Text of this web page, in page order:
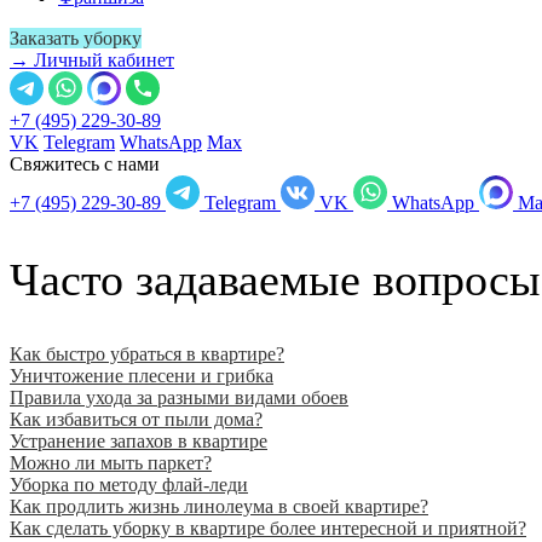
Заказать уборку
→ Личный кабинет
+7 (495) 229-30-89
VK Telegram WhatsApp Max
Свяжитесь с нами
+7 (495) 229-30-89
Telegram VK WhatsApp
Часто задаваемые вопросы
Как быстро убраться в квартире?
Уничтожение плесени и грибка
Правила ухода за разными видами обоев
Как избавиться от пыли дома?
Устранение запахов в квартире
Можно ли мыть паркет?
Уборка по методу флай-леди
Как продлить жизнь линолеума в своей квартире?
Как сделать уборку в квартире более интересной и приятной?